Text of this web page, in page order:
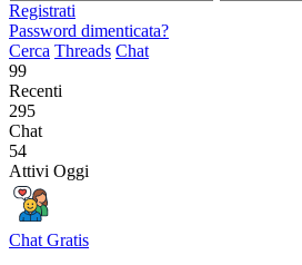
Registrati
Password dimenticata?
Cerca Threads Chat
99
Recenti
295
Chat
54
Attivi Oggi
Chat Gratis